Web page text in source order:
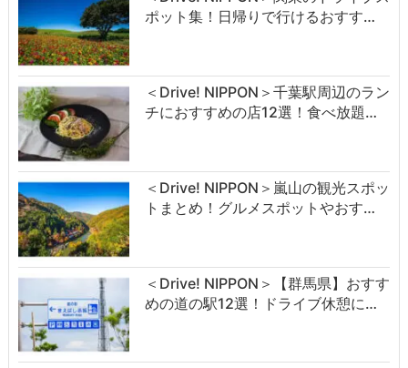
ポット集！日帰りで行けるおすす…
＜Drive! NIPPON＞千葉駅周辺のラン
チにおすすめの店12選！食べ放題…
＜Drive! NIPPON＞嵐山の観光スポッ
トまとめ！グルメスポットやおす…
＜Drive! NIPPON＞【群馬県】おすす
めの道の駅12選！ドライブ休憩に…